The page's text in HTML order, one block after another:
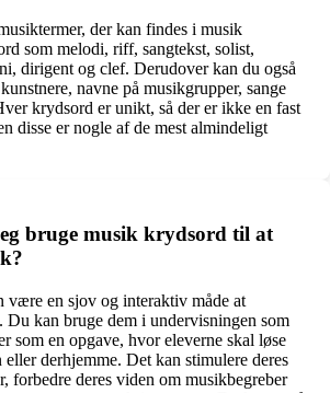
der kan findes i musik
som melodi, riff, sangtekst, solist,
dirigent og clef. Derudover kan du også
navne på musikgrupper, sange
krydsord er unikt, så der er ikke en fast
disse er nogle af de mest almindeligt
bruge musik krydsord til at
være en sjov og interaktiv måde at
Du kan bruge dem i undervisningen som
som en opgave, hvor eleverne skal løse
derhjemme. Det kan stimulere deres
forbedre deres viden om musikbegreber